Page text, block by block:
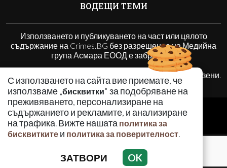
С използването на сайта вие приемате, че
използваме „бисквитки" за подобряване на
преживяването, персонализиране на
съдържанието и рекламите, и анализиране
на трафика. Вижте нашата политика за
бисквитките и политика за поверителност.
ЗАТВОРИ OK
ВОДЕЩИ ТЕМИ
Използването и публикуването на част или цялото
съдържание на Crimes.BG без разрешение на Медийна
група Асмара ЕООД е забранено.
© 2010 - 2026 | Crimes.BG. Всички права запазени.
РЕКЛАМА
КОНТАКТИ
ОБЩИ УСЛОВИЯ
ПОЛИТИКА ЗА БИСКВИТКИТЕ